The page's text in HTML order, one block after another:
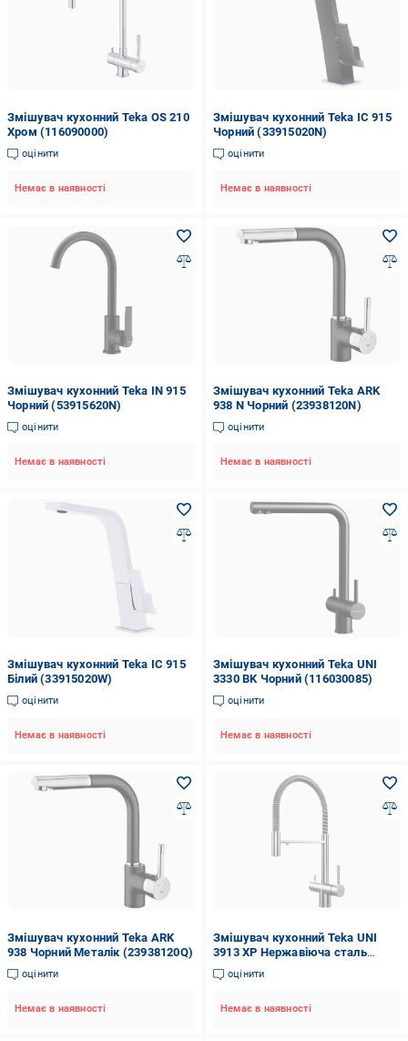
Змішувач кухонний Teka OS 210
Хром (116090000)
оцінити
Немає в наявності
Змішувач кухонний Teka IC 915
Чорний (33915020N)
оцінити
Немає в наявності
Змішувач кухонний Teka IN 915
Чорний (53915620N)
оцінити
Немає в наявності
Змішувач кухонний Teka ARK
938 N Чорний (23938120N)
оцінити
Немає в наявності
Змішувач кухонний Teka IC 915
Білий (33915020W)
оцінити
Немає в наявності
Змішувач кухонний Teka UNI
3330 BK Чорний (116030085)
оцінити
Немає в наявності
Змішувач кухонний Teka ARK
938 Чорний Металік (23938120Q)
оцінити
Немає в наявності
Змішувач кухонний Teka UNI
3913 XP Нержавіюча сталь
(116080001)
оцінити
Немає в наявності